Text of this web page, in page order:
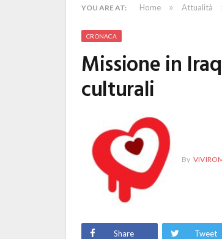
YOU ARE AT: Home » Attualità
CRONACA
Missione in
culturali
By
Share Tweet